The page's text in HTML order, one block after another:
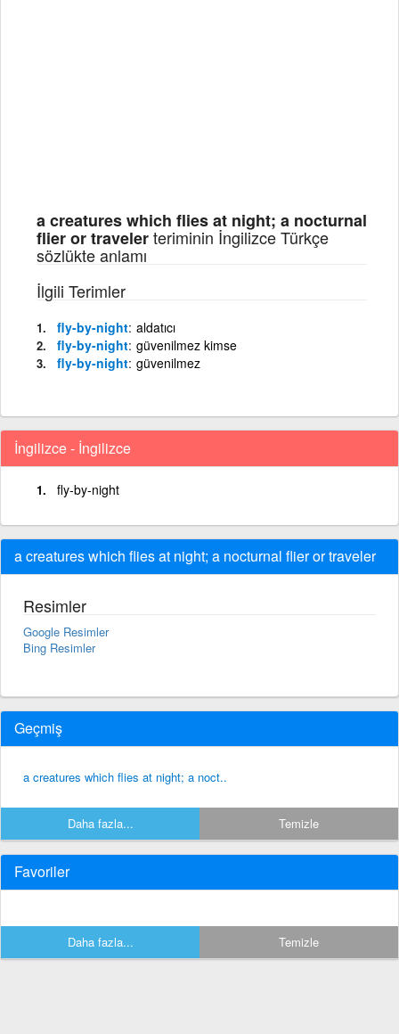
a creatures which flies at night; a nocturnal
flier or travelerteriminin İngilizce Türkçe
sözlükte anlamı
İlgili Terimler
fly-by-night aldatıcı
fly-by-night güvenilmez kimse
fly-by-night güvenilmez
İngilizce - İngilizce
fly-by-night
a creatures which flies at night; a nocturnal flier or traveler
Resimler
Google Resimler
Bing Resimler
Geçmiş
a creatures which flies at night; a noct..
Daha fazla... Temizle
Favoriler
Daha fazla... Temizle